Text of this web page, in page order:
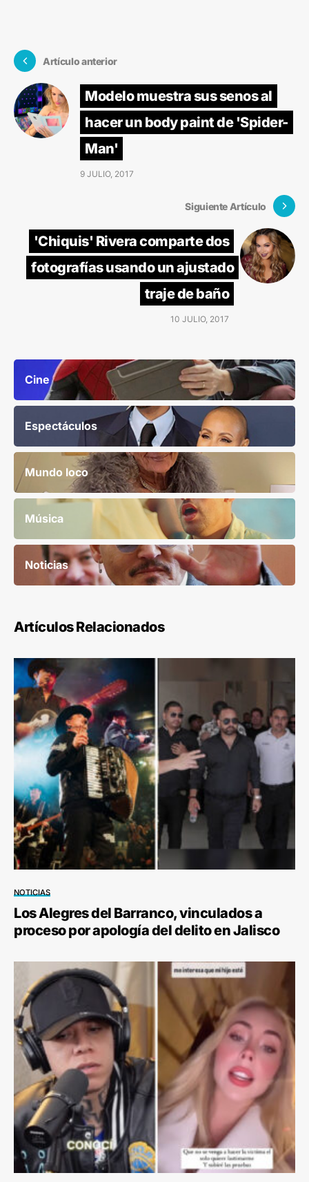
Artículo anterior
Modelo muestra sus senos al
hacer un body paint de 'Spider-
Man'
9 JULIO, 2017
Siguiente Artículo
'Chiquis' Rivera comparte dos
fotografías usando un ajustado
traje de baño
10 JULIO, 2017
Cine
Espectáculos
Mundo loco
Música
Noticias
Artículos Relacionados
NOTICIAS
Los Alegres del Barranco, vinculados a
proceso por apología del delito en Jalisco